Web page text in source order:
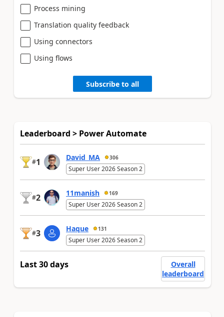
Process mining
Translation quality feedback
Using connectors
Using flows
Subscribe to all
Leaderboard > Power Automate
#1 David_MA 306
Super User 2026 Season 2
#2 11manish 169
Super User 2026 Season 2
#3 Haque 131
Super User 2026 Season 2
Last 30 days
Overall
leaderboard